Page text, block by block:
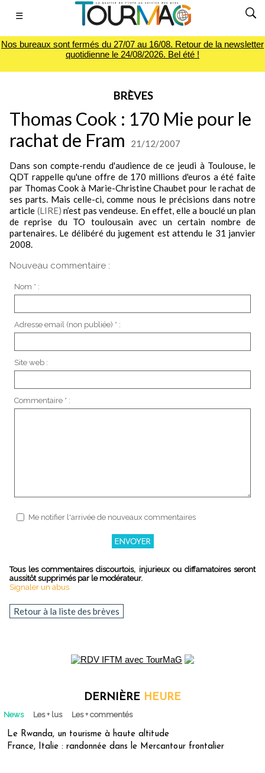
☰
Nos bureaux sont fermés du 27/07 au 16/08. Retour de la newsletter
quotidienne le 24/08/2026. Bel été !
BRÈVES
Thomas Cook : 170 Mie pour le
rachat de Fram
21/12/2007
Dans son compte-rendu d'audience de ce jeudi à Toulouse, le
QDT rappelle qu'une offre de 170 millions d'euros a été faite
par Thomas Cook à Marie-Christine Chaubet pour le rachat de
ses parts. Mais celle-ci, comme nous le précisions dans notre
article (LIRE) n’est pas vendeuse. En effet, elle a bouclé un plan
de reprise du TO toulousain avec un certain nombre de
partenaires. Le délibéré du jugement est attendu le 31 janvier
2008.
Nouveau commentaire :
Nom * :
Adresse email (non publiée) * :
Site web :
Commentaire * :
Me notifier l'arrivée de nouveaux commentaires
Tous les commentaires discourtois, injurieux ou diffamatoires seront
aussitôt supprimés par le modérateur.
Signaler un abus
Retour à la liste des brèves
DERNIÈRE HEURE
News Les + lus Les + commentés
Le Rwanda, un tourisme à haute altitude
France, Italie : randonnée dans le Mercantour frontalier